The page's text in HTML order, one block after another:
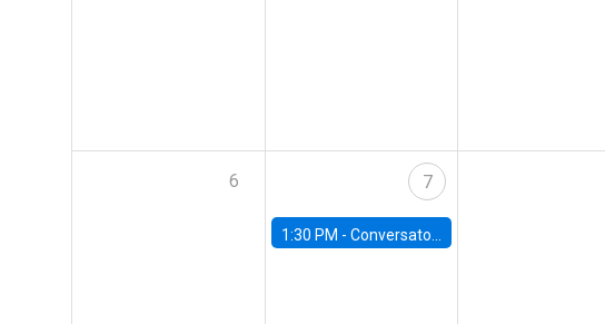
6 7
1:30 PM - Conversatorio | Pobreza: La mirada de León XIV